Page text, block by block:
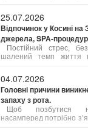
«активний ледар» — це
годину, але решту 23
25.07.2026
Відпочинок у Косині на
джерела, SPA-
Постійний стрес,
шалений темп життя
відпочинок, де можна
й подбати про своє
Закарпатті — це
куточків, де завдяки
водам, сучасним
також медичним
04.07.2026
Головні причини
запаху з рота.
Щоб позбутися
насамперед потрібно